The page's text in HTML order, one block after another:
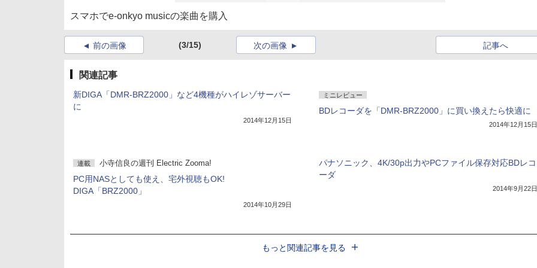
スマホでe-onkyo musicの楽曲を購入
前の画像 (3/15) 記事へ
次の画像
関連記事
新DIGA「DMR-BRZ2000」など4機種がハイレゾサーバー
に
2014年12月15日
ミニレビュー
BDレコーダを「DMR-BRZ2000」に買い換えたら快適に
2014年12月15日
連載 小寺信良の週刊 Electric Zooma!
PC用NASとしても使え、宅外視聴もOK!
DIGA「BRZ2000」
2014年10月29日
パナソニック、4K/30p出力やPCファイル保存対応BDレコ
ーダ
2014年9月22日
もっと関連記事を見る